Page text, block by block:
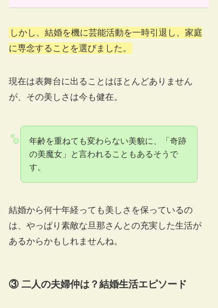
しかし、結婚を機に芸能活動を一時引退し、家庭
に専念することを選びました。
現在は表舞台に出ることはほとんどありません
が、その美しさは今も健在。
年齢を重ねても変わらない美貌に、「奇跡
の美魔女」と言われることもあるそうで
す。
結婚から何十年経っても美しさを保っているの
は、やっぱり素敵な旦那さんとの充実した生活が
あるからかもしれませんね。
③ 二人の夫婦仲は？結婚生活エピソード